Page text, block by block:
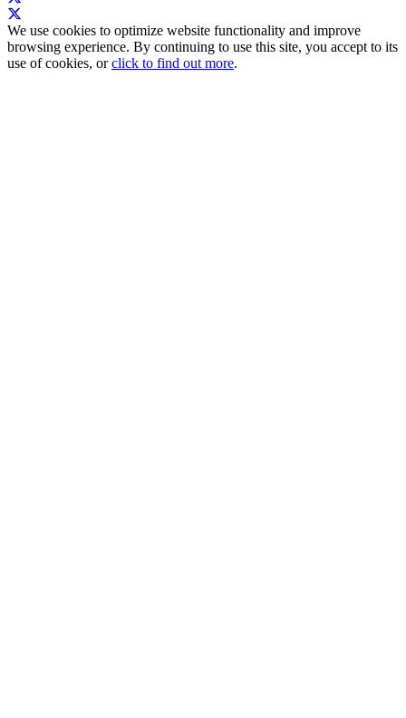
We use cookies to optimize website functionality and improve
browsing experience. By continuing to use this site, you accept to its
use of cookies, orclick to find out more.